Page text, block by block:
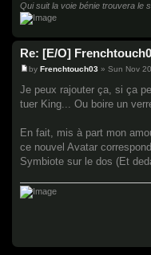
Qui suit la voie bénie trouvera le
Re: [E/O]
P
s
t
by Frenchtouch03 » Sun Nov
Je peux rajouter ça, si ça
tuer King... Ou boire un
En fait, mis à part mon
ce nouvel Avatar
Symbiote sur le dos (Et